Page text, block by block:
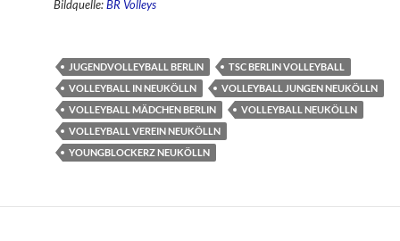
Bildquelle:BR Volleys
JUGENDVOLLEYBALL BERLIN
TSC BERLIN VOLLEYBALL
VOLLEYBALL IN NEUKÖLLN
VOLLEYBALL JUNGEN NEUKÖLLN
VOLLEYBALL MÄDCHEN BERLIN
VOLLEYBALL NEUKÖLLN
VOLLEYBALL VEREIN NEUKÖLLN
YOUNGBLOCKERZ NEUKÖLLN